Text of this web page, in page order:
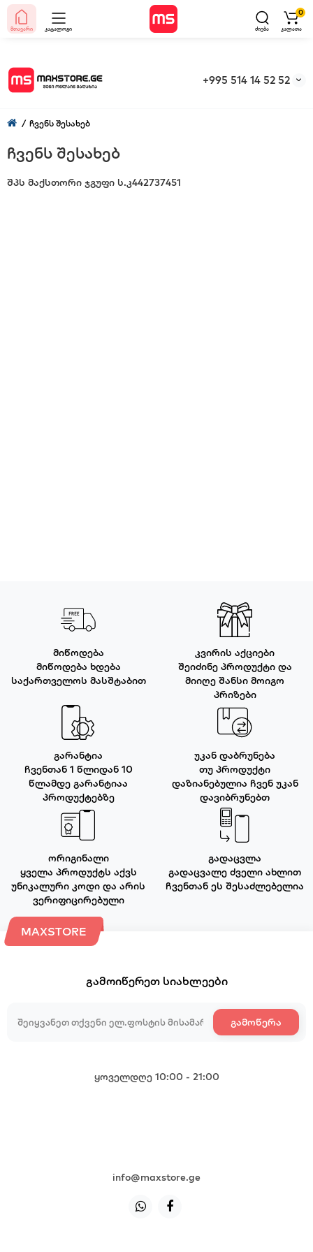
+995 514 14 52 52
მთავარი კატალოგი ძიება
0
კალათა
ჩვენს შესახებ
ჩვენს შესახებ
შპს მაქსთორი ჯგუფი ს.კ442737451
მიწოდება
მიწოდება ხდება
საქართველოს მასშტაბით
კვირის აქციები
შეიძინე პროდუქტი და
მიიღე შანსი მოიგო
პრიზები
გარანტია
ჩვენთან 1 წლიდან 10
წლამდე გარანტიაა
პროდუქტებზე
უკან დაბრუნება
თუ პროდუქტი
დაზიანებულია ჩვენ უკან
დავიბრუნებთ
ორიგინალი
ყველა პროდუქტს აქვს
უნიკალური კოდი და არის
ვერიფიცირებული
გადაცვლა
გადაცვალე ძველი ახლით
ჩვენთან ეს შესაძლებელია
MAXSTORE
გამოიწერეთ სიახლეები
გამოწერა
ყოველდღე 10:00 - 21:00
info@maxstore.ge